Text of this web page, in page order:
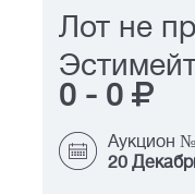
Лот не
0 - 0
Аукцион
20